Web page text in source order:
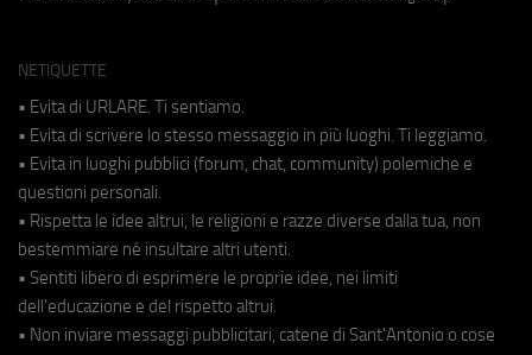
NETIQUETTE
• Evita di URLARE. Ti sentiamo.
• Evita di scrivere lo stesso messaggio in più luoghi. Ti leggiamo.
• Evita in luoghi pubblici (forum, chat, community) polemiche e
questioni personali.
• Rispetta le idee altrui, le religioni e razze diverse dalla tua, non
bestemmiare né insultare altri utenti.
• Sentiti libero di esprimere le proprie idee, nei limiti
dell'educazione e del rispetto altrui.
• Non inviare messaggi pubblicitari, catene di Sant'Antonio o cose